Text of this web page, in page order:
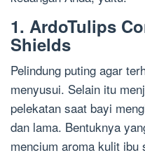
1. ArdoTulips
Shields
Pelindung puting agar
menyusui. Selain itu
pelekatan saat bayi
dan lama. Bentuknya
mencium aroma kulit ibu